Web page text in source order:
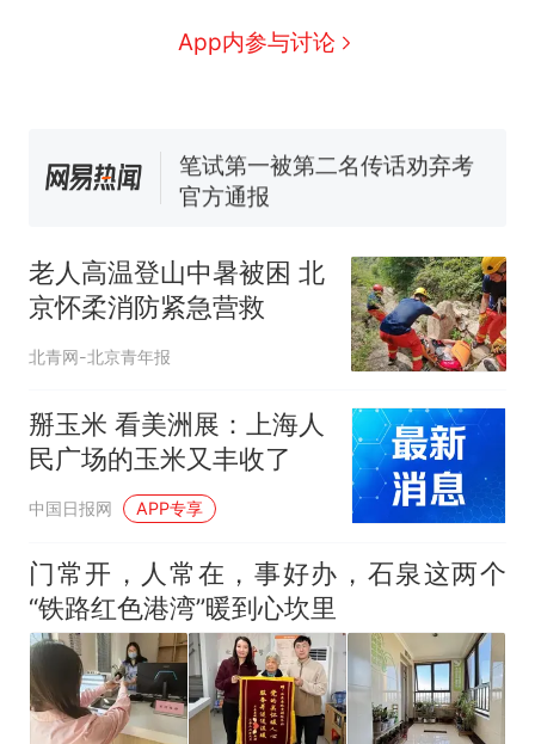
App内参与讨论
费大厨“全国小炒肉大王”称
来源：参考消息）
笔试第一被第二名传话劝弃考
官方通报
试前13名均遭淘汰？教育局：
已叫停招聘，成立调查组全面
核查
热
那个在床头放菜刀的女孩，
因老师一句“跟我回家”改写了
老人高温登山中暑被困 北
京怀柔消防紧急营救
北青网-北京青年报
掰玉米 看美洲展：上海人
民广场的玉米又丰收了
中国日报网 APP专享
门常开，人常在，事好办，石泉这两个
“铁路红色港湾”暖到心坎里